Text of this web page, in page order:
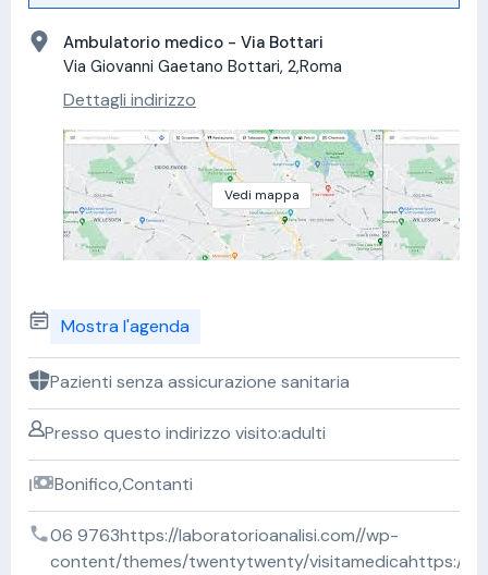
Ambulatorio medico - Via Bottari
Via Giovanni Gaetano Bottari, 2,Roma
Dettagli indirizzo
Vedi mappa
Mostra l'agenda
Pazienti senza assicurazione sanitaria
Presso questo indirizzo visito:adulti
Bonifico,Contanti
06 9763https://laboratorioanalisi.com//wp-
content/themes/twentytwenty/visitamedicahttps://